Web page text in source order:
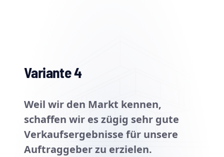
Variante 4
Weil wir den Markt kennen,
schaffen wir es zügig sehr gute
Verkaufsergebnisse für unsere
Auftraggeber zu erzielen.